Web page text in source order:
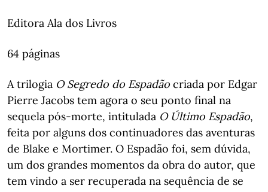
Editora Ala dos Livros
64 páginas
A trilogia O Segredo do Espadão criada por Edgar
Pierre Jacobs tem agora o seu ponto final na
sequela pós-morte, intitulada O Último Espadão,
feita por alguns dos continuadores das aventuras
de Blake e Mortimer. O Espadão foi, sem dúvida,
um dos grandes momentos da obra do autor, que
tem vindo a ser recuperada na sequência de se